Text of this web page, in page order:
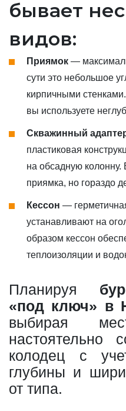
бывает
видов:
Приямок —
сути это небольшое
кирпичными
вы используете
Скважинный
пластиковая
на обсадную колонну.
приямка, но гораздо
Кессон —
устанавливают на
образом кессон
теплоизоляции и
Планируя
«под ключ» в
выбирая
настоятельно
колодец с
глубины и
от типа.